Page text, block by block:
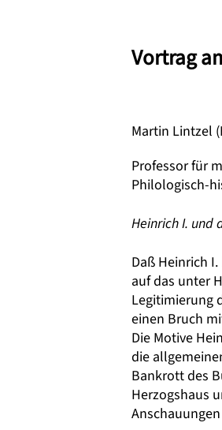
Vortrag
Martin Lintzel
Professor für
Philologisch-
Heinrich I. und
Daß Heinrich
auf das unter
Legitimierung
einen Bruch
Die Motive
die
Bankrott des
Herzogshaus